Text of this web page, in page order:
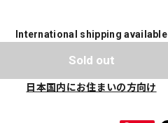
International shipping available
Sold out
日本国内にお住まいの方向け